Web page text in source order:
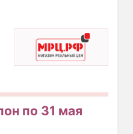
по 31 мая